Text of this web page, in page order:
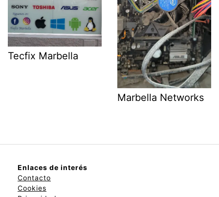
Tecfix Marbella
Marbella Networks
Enlaces de interés
Contacto
Cookies